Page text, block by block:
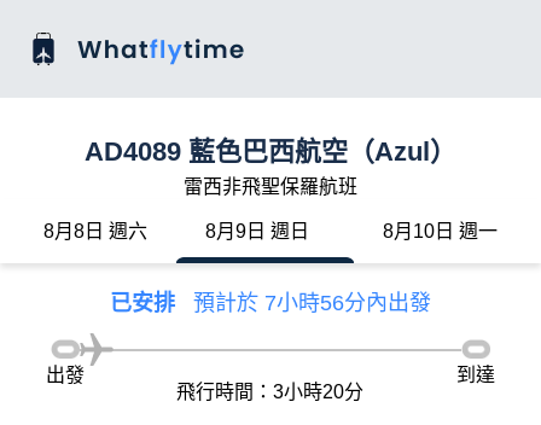
AD4089 藍色巴西航空（Azul）
雷西非飛聖保羅航班
8月8日 週六 8月9日 週日 8月10日 週一
已安排 預計於 7小時56分內出發
出發
飛行時間：3小時20分
到達